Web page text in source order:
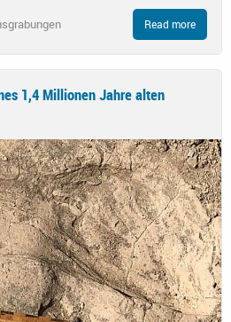
Read more
1,4 Millionen Jahre alten